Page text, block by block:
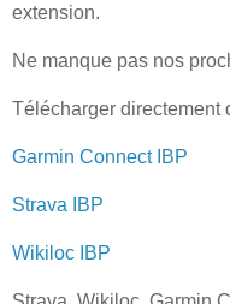
extension.
Ne manque pas nos
Télécharger directement
Garmin Connect IBP
Strava IBP
Wikiloc IBP